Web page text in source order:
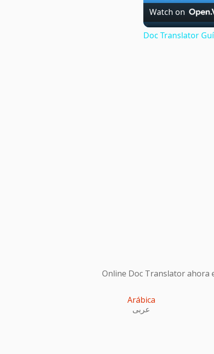
Watch on
Doc Translator
Online Doc Translator ahora
Arábica
عربى